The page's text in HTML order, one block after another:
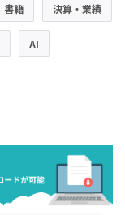
書籍 決算・業績
AI